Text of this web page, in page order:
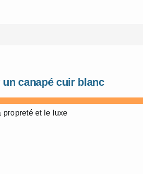
canapé cuir blanc
propreté et le luxe